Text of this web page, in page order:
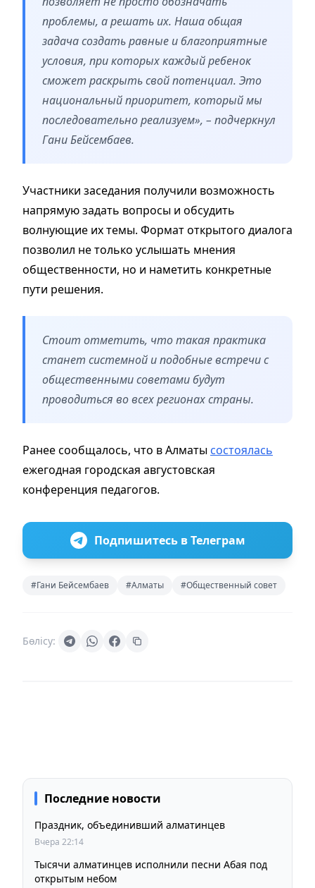
проблемы, а решать их. Наша общая
задача создать равные и благоприятные
условия, при которых каждый ребенок
сможет раскрыть свой потенциал. Это
национальный приоритет, который мы
последовательно реализуем», – подчеркнул
Гани Бейсембаев.
Участники заседания получили возможность
напрямую задать вопросы и обсудить
волнующие их темы. Формат открытого диалога
позволил не только услышать мнения
общественности, но и наметить конкретные
пути решения.
Стоит отметить, что такая практика
станет системной и подобные встречи с
общественными советами будут
проводиться во всех регионах страны.
Ранее сообщалось, что вАлматы состоялась
ежегодная городская августовская
конференция педагогов.
Подпишитесь в Телеграм
#Гани Бейсембаев #Алматы #Общественный совет
Бөлісу:
Последние новости
Праздник, объединивший алматинцев
Вчера 22:14
Тысячи алматинцев исполнили песни Абая под
открытым небом